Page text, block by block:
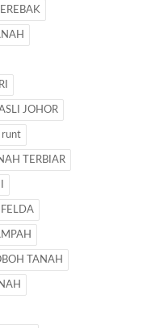
JOHOR
runt
TERBIAR
FELDA
TANAH